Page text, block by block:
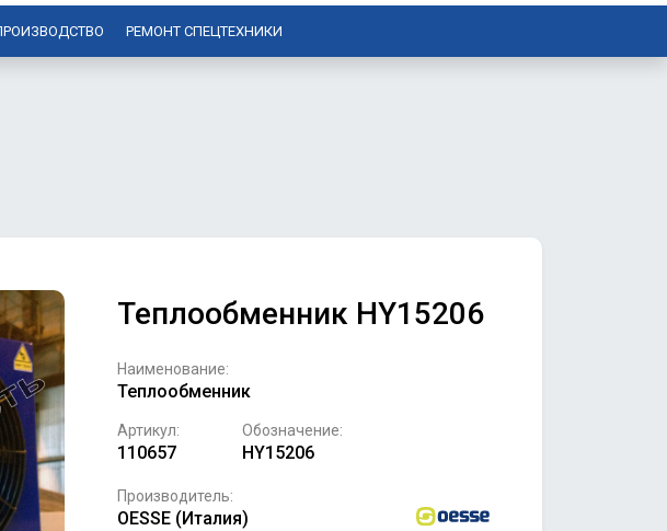
РЕМОНТ СПЕЦТЕХНИКИ
Теплообменник HY15206
Наименование:
Теплообменник
Артикул:
110657
Обозначение:
HY15206
Производитель:
OESSE (Италия)